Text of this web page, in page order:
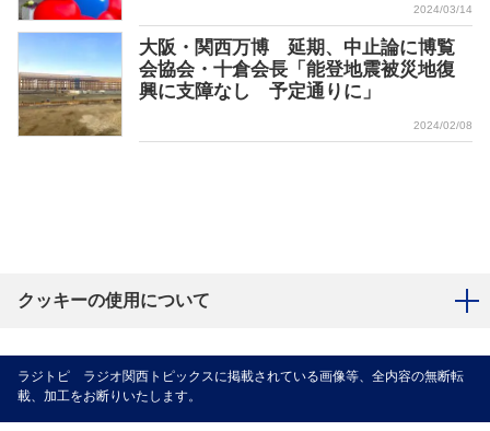
2024/03/14
大阪・関西万博 延期、中止論に博覧
会協会・十倉会長「能登地震被災地復
興に支障なし 予定通りに」
2024/02/08
クッキーの使用について
ラジトピ ラジオ関西トピックスに掲載されている画像等、全内容の無断転
載、加工をお断りいたします。